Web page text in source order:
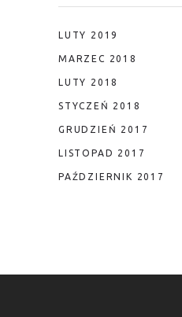
LUTY 2019
MARZEC 2018
LUTY 2018
STYCZEŃ 2018
GRUDZIEŃ 2017
LISTOPAD 2017
PAŹDZIERNIK 2017